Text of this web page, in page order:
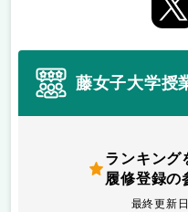
藤女子大学授
ランキング
履修登録の
最終更新